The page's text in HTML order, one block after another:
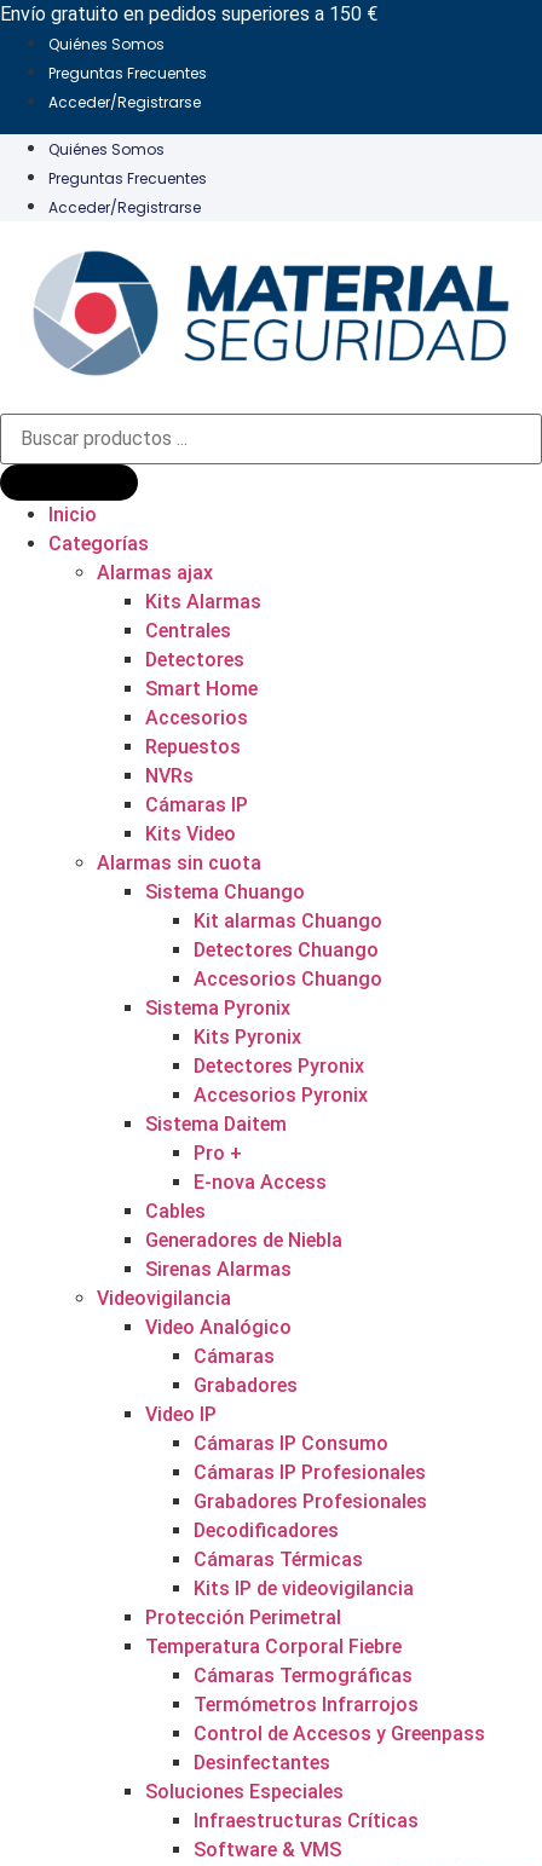
Ir
contenido
Envío gratuito en pedidos superiores a 150 €
Quiénes Somos
Preguntas Frecuentes
Acceder/Registrarse
Quiénes Somos
Preguntas Frecuentes
Acceder/Registrarse
Búsqueda
productos
Inicio
Categorías
Alarmas ajax
Kits Alarmas
Centrales
Detectores
Smart Home
Accesorios
Repuestos
NVRs
Cámaras IP
Kits Video
Alarmas sin cuota
Sistema Chuango
Kit alarmas Chuango
Detectores Chuango
Accesorios Chuango
Sistema Pyronix
Kits Pyronix
Detectores Pyronix
Accesorios Pyronix
Sistema Daitem
Pro +
E-nova Access
Cables
Generadores de Niebla
Sirenas Alarmas
Videovigilancia
Video Analógico
Cámaras
Grabadores
Video IP
Cámaras IP Consumo
Cámaras IP Profesionales
Grabadores Profesionales
Decodificadores
Cámaras Térmicas
Kits IP de videovigilancia
Protección Perimetral
Temperatura Corporal Fiebre
Cámaras Termográficas
Termómetros Infrarrojos
Control de Accesos y Greenpass
Desinfectantes
Soluciones Especiales
Infraestructuras Críticas
Software & VMS